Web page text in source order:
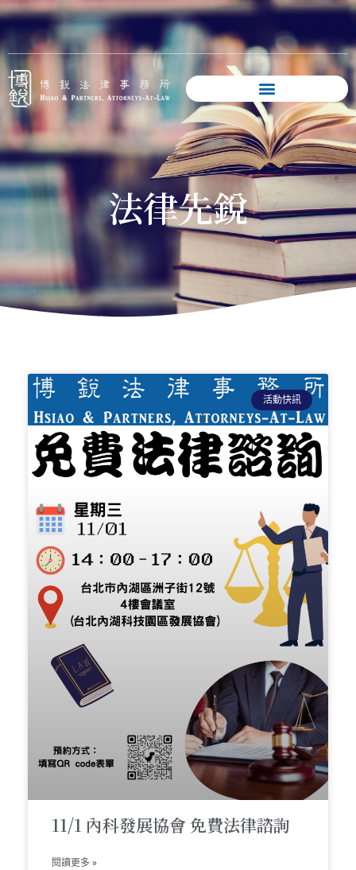
跳
主
要
內
容
法律先銳
活動快訊
11/1 內科發展協會 免費法律諮詢
閱讀更多 »
頁
面